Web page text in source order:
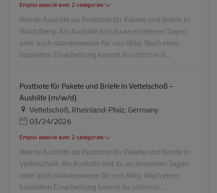
Emploi associé avec 2 catégories
Werde Aushilfe als Postbote für Pakete und Briefe in
Wachtberg. Als Aushilfe bist du an einzelnen Tagen
oder auch stundenweise für uns tätig. Nach einer
bezahlten Einarbeitung kannst du sofort in d...
Postbote für Pakete und Briefe in Vettelschoß –
Aushilfe (m/w/d)
LieuVettelschoß, Rheinland-Pfalz, Germany
Posted Date
03/24/2026
Emploi associé avec 2 catégories
Werde Aushilfe als Postbote für Pakete und Briefe in
Vettelschoß. Als Aushilfe bist du an einzelnen Tagen
oder auch stundenweise für uns tätig. Nach einer
bezahlten Einarbeitung kannst du sofort in...